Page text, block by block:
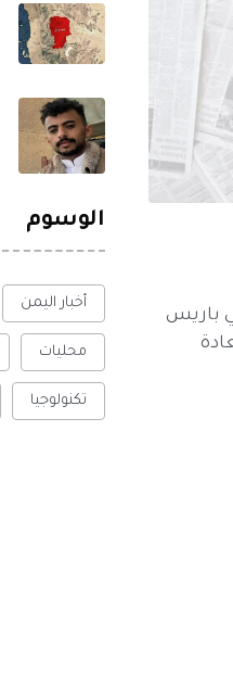
في باريس
الوسوم
أخبار اليمن
محليات
تكنولوجيا